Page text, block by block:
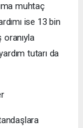
muhtaç
ise 13 bin
oranıyla
tutarı da